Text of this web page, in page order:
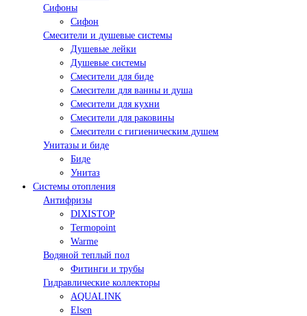
Сифоны
Сифон
Смесители и душевые системы
Душевые лейки
Душевые системы
Смесители для биде
Смесители для ванны и душа
Смесители для кухни
Смесители для раковины
Смесители с гигиеническим душем
Унитазы и биде
Биде
Унитаз
Системы отопления
Антифризы
DIXISTOP
Termopoint
Warme
Водяной теплый пол
Фитинги и трубы
Гидравлические коллекторы
AQUALINK
Elsen